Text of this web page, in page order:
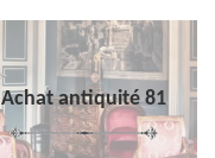
Achat antiquité 81